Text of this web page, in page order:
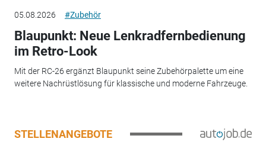
05.08.2026 #Zubehör
Blaupunkt: Neue Lenkradfernbedienung
im Retro-Look
Mit der RC-26 ergänzt Blaupunkt seine Zubehörpalette um eine
weitere Nachrüstlösung für klassische und moderne Fahrzeuge.
STELLENANGEBOTE